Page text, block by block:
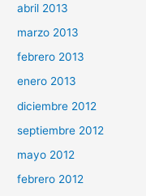
abril 2013
marzo 2013
febrero 2013
enero 2013
diciembre 2012
septiembre 2012
mayo 2012
febrero 2012